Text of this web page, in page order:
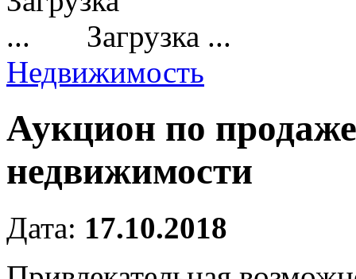
Загрузка ...
Недвижимость
Аукцион по
недвижимости
Дата: 17.10.2018